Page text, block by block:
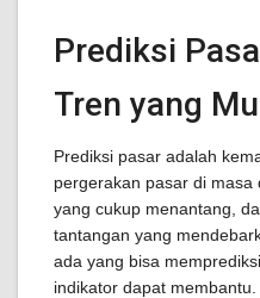
Prediksi
Tren yang
Prediksi pasar adalah
pergerakan pasar di masa
yang cukup menantang,
tantangan yang
ada yang bisa
indikator dapat membantu.